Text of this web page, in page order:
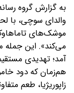
به گزارش گروه
والدای سوچی، با
موشک‌های
می‌کند». این جمله
آمد؛ تهدیدی
هم‌زمان که دود
زاپوریژیا، طعم